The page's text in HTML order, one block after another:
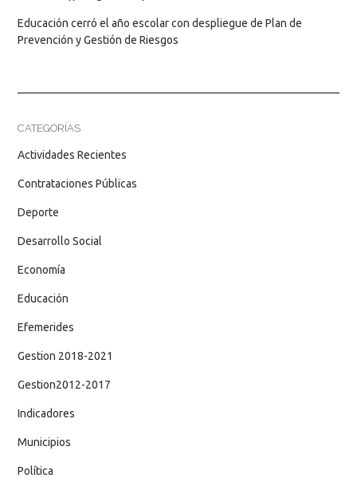
Educación cerró el año escolar con despliegue de Plan de
Prevención y Gestión de Riesgos
CATEGORÍAS
Actividades Recientes
Contrataciones Públicas
Deporte
Desarrollo Social
Economía
Educación
Efemerides
Gestion 2018-2021
Gestion2012-2017
Indicadores
Municipios
Política